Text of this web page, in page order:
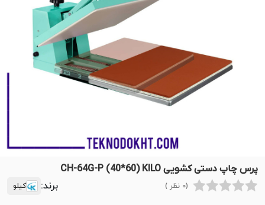
پرس چاپ دستی کشویی CH-64G-P (40*60) KILO
(0 نظر ) برند: کیلو